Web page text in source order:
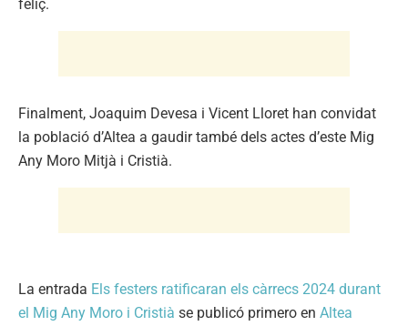
feliç.
Finalment, Joaquim Devesa i Vicent Lloret han convidat
la població d’Altea a gaudir també dels actes d’este Mig
Any Moro Mitjà i Cristià.
La entrada Els festers ratificaran els càrrecs 2024 durant
el Mig Any Moro i Cristià se publicó primero en Altea